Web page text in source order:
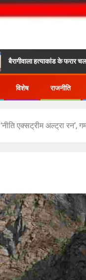
के फरार चल रहे अभियुक्त को
विशेष राजनीति
एक्सट्रीम अल्ट्रा